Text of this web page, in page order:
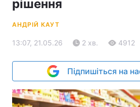
рішення
АНДРІЙ КАУТ
13:07, 21.05.26 2 хв. 4912
Підпишіться на